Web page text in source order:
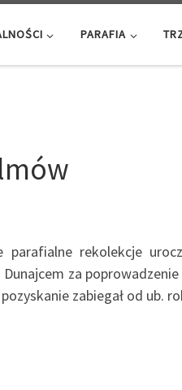
PARAFIA
rekolekcje
za
zabiegał od ub.